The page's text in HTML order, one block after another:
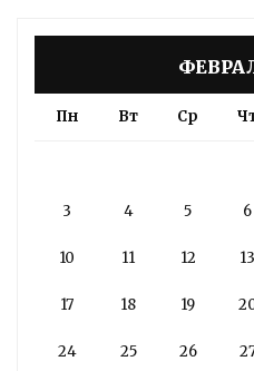
Пн Вт Ср
3 4 5 6
10 11 12 13
17 18 19
24 25 26